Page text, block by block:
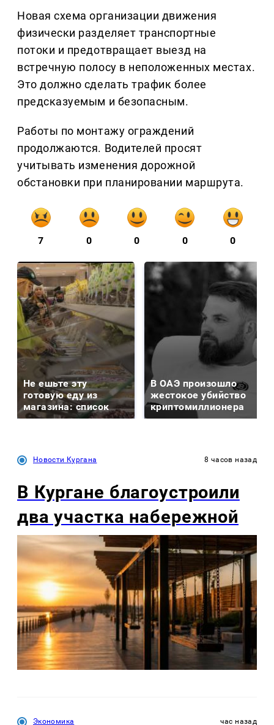
Новая схема организации движения
физически разделяет транспортные
потоки и предотвращает выезд на
встречную полосу в неположенных местах.
Это должно сделать трафик более
предсказуемым и безопасным.
Работы по монтажу ограждений
продолжаются. Водителей просят
учитывать изменения дорожной
обстановки при планировании маршрута.
7 0 0 0 0
Не ешьте эту
готовую еду из
магазина: список
В ОАЭ произошло
жестокое убийство
криптомиллионера
Новости Кургана 8 часов назад
В Кургане благоустроили
два участка набережной
Экономика час назад